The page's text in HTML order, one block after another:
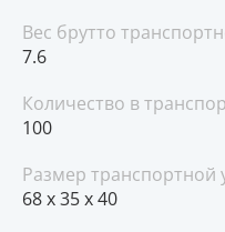
Вес брутто
7.6
Количество в
100
Размер транспортной
68 x 35 x 40